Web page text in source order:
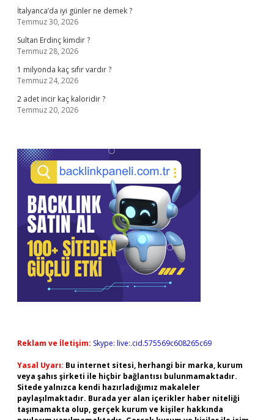
İtalyanca’da iyi günler ne demek ?
Temmuz 30, 2026
Sultan Erdinç kimdir ?
Temmuz 28, 2026
1 milyonda kaç sıfır vardır ?
Temmuz 24, 2026
2 adet incir kaç kaloridir ?
Temmuz 20, 2026
Reklam ve İletişim: Skype: live:.cid.575569c608265c69
Yasal Uyarı: Bu internet sitesi, herhangi bir marka, kurum
veya şahıs şirketi ile hiçbir bağlantısı bulunmamaktadır.
Sitede yalnızca kendi hazırladığımız makaleler
paylaşılmaktadır. Burada yer alan içerikler haber niteliği
taşımamakta olup, gerçek kurum ve kişiler hakkında